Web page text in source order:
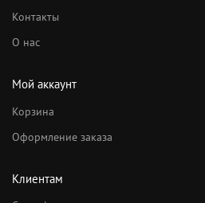
Контакты
О нас
Мой аккаунт
Корзина
Оформление заказа
Клиентам